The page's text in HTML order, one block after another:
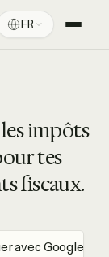
FR
impôts
tes
fiscaux.
avec Google